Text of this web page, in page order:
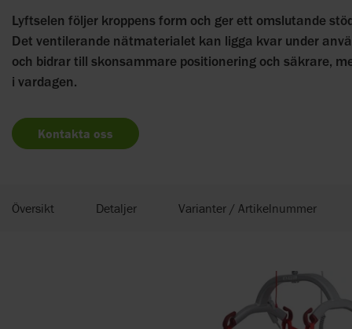
Lyftselen följer kroppens form och ger ett omslutande
Det ventilerande nätmaterialet kan ligga kvar under
och bidrar till skonsammare positionering och säkrare,
i vardagen.
Kontakta oss
Översikt Detaljer Varianter / Artikelnummer